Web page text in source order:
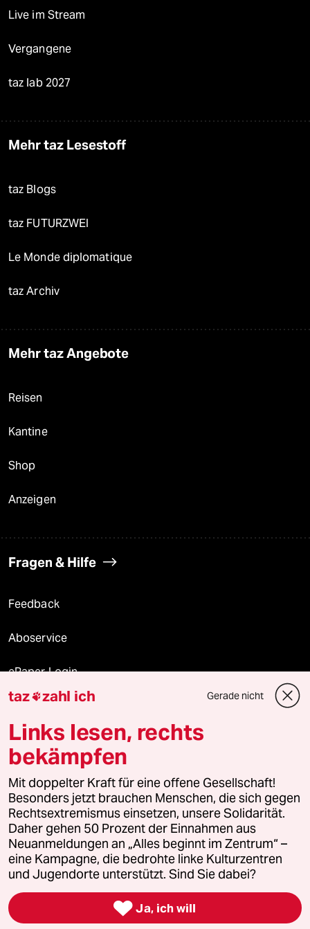
Live im Stream
Vergangene
taz lab 2027
Mehr taz Lesestoff
taz Blogs
taz FUTURZWEI
Le Monde diplomatique
taz Archiv
Mehr taz Angebote
Reisen
Kantine
Shop
Anzeigen
Fragen & Hilfe
Feedback
Aboservice
ePaper Login
Downloads für Abonnierende
© 2026 taz Verlags und Vertriebs GmbH
Alle Rechte vorbehalten. Bei rechtlichen Fragen oder für Genehmigungen
wenden Sie sich bitte an lizenzen@taz.de
Feedback Redaktionsstatut Kommune-Richtlinien
Leitlinie Informant Datenschutz Impressum AGB
Seitenwende Einwilligungen widerrufen (Ads)
taz zahl ich Gerade nicht
Links lesen, rechts
bekämpfen
Mit doppelter Kraft für eine offene Gesellschaft!
Besonders jetzt brauchen Menschen, die sich gegen
Rechtsextremismus einsetzen, unsere Solidarität.
Daher gehen 50 Prozent der Einnahmen aus
Neuanmeldungen an „Alles beginnt im Zentrum“ –
eine Kampagne, die bedrohte linke Kulturzentren
und Jugendorte unterstützt. Sind Sie dabei?
 Ja, ich will